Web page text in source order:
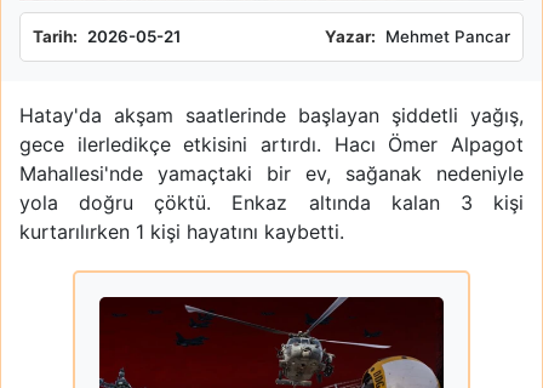
Tarih: 2026-05-21 Yazar: Mehmet Pancar
Hatay'da akşam saatlerinde başlayan şiddetli yağış,
gece ilerledikçe etkisini artırdı. Hacı Ömer Alpagot
Mahallesi'nde yamaçtaki bir ev, sağanak nedeniyle
yola doğru çöktü. Enkaz altında kalan 3 kişi
kurtarılırken 1 kişi hayatını kaybetti.